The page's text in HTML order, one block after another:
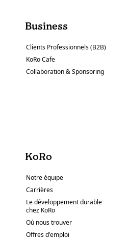
Business
Clients Professionnels (B2B)
KoRo Cafe
Collaboration & Sponsoring
KoRo
Notre équipe
Carrières
Le développement durable
chez KoRo
Où nous trouver
Offres d'emploi